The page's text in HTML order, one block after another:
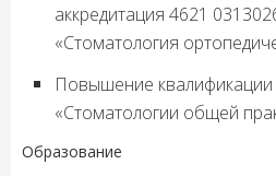
аккредитация 4621
«Стоматология
Повышение квалификации
«Стоматологии общей
Образование